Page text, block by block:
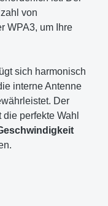
von
WPA3, um Ihre
sich harmonisch
interne Antenne
Der
perfekte Wahl